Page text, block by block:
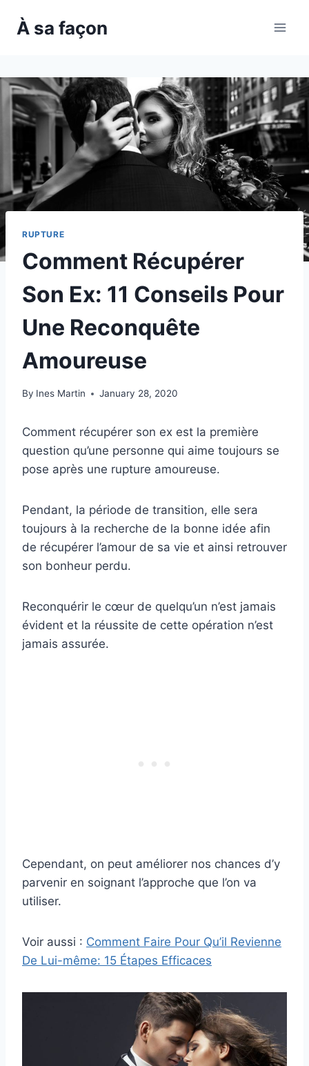
À sa façon
RUPTURE
Comment Récupérer
Son Ex: 11 Conseils Pour
Une Reconquête
Amoureuse
By Ines Martin January 28, 2020
Comment récupérer son ex est la première
question qu’une personne qui aime toujours se
pose après une rupture amoureuse.
Pendant, la période de transition, elle sera
toujours à la recherche de la bonne idée afin
de récupérer l’amour de sa vie et ainsi retrouver
son bonheur perdu.
Reconquérir le cœur de quelqu’un n’est jamais
évident et la réussite de cette opération n’est
jamais assurée.
Cependant, on peut améliorer nos chances d’y
parvenir en soignant l’approche que l’on va
utiliser.
Voir aussi : Comment Faire Pour Qu’il Revienne
De Lui-même: 15 Étapes Efficaces